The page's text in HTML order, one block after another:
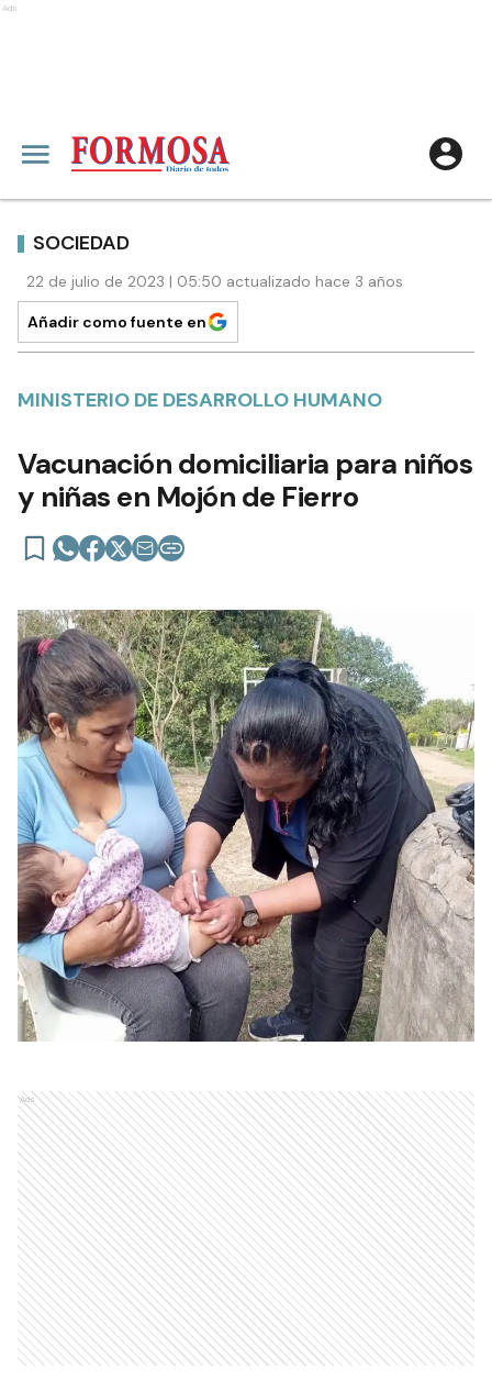
Ads
SOCIEDAD
22 de julio de 2023 | 05:50 actualizado hace 3 años
Añadir como fuente en
MINISTERIO DE DESARROLLO HUMANO
Vacunación domiciliaria para niños
y niñas en Mojón de Fierro
Ads